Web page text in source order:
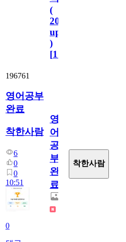
(
2023.11.1
update
)
[110
196761
영어공부
완료
착한사람
6
0
0
10:51
0
영
어
공
부
완
료
착한사람